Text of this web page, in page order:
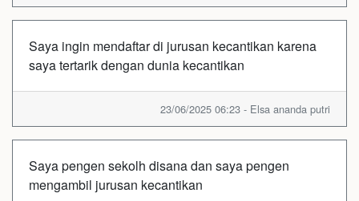
Saya ingin mendaftar di jurusan kecantikan karena
saya tertarik dengan dunia kecantikan
23/06/2025 06:23 - Elsa ananda putri
Saya pengen sekolh disana dan saya pengen
mengambil jurusan kecantikan